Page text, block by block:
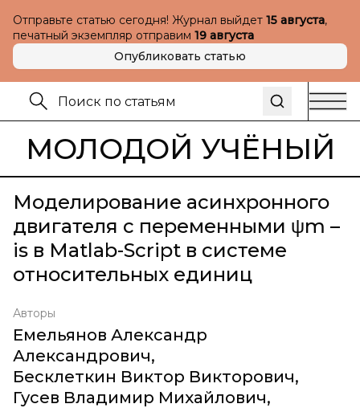
Отправьте статью сегодня! Журнал выйдет 15 августа,
печатный экземпляр отправим 19 августа
Опубликовать статью
МОЛОДОЙ УЧЁНЫЙ
Моделирование асинхронного
двигателя с переменными ψm –
is в Matlab-Script в системе
относительных единиц
Авторы
Емельянов Александр
Александрович,
Бесклеткин Виктор Викторович,
Гусев Владимир Михайлович,